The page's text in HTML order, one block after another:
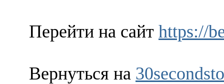
Перейти на сайт https://
Вернуться на